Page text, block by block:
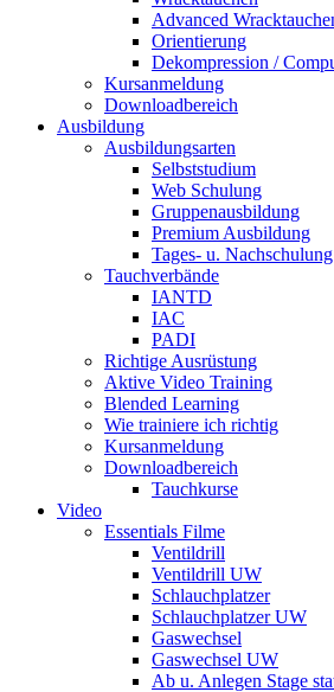
Advanced
Orientierung
Dekompression /
Kursanmeldung
Downloadbereich
Ausbildung
Ausbildungsarten
Selbststudium
Web Schulung
Gruppenausbildung
Premium Ausbildung
Tages- u. Nachschulung
Tauchverbände
IANTD
IAC
PADI
Richtige Ausrüstung
Aktive Video Training
Blended Learning
Wie trainiere ich richtig
Kursanmeldung
Downloadbereich
Tauchkurse
Video
Essentials Filme
Ventildrill
Ventildrill UW
Schlauchplatzer
Schlauchplatzer UW
Gaswechsel
Gaswechsel UW
Ab u. Anlegen Stage